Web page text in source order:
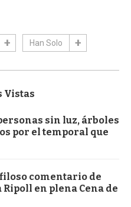
Han Solo
Vistas
sin luz, árboles
por el temporal que
filoso comentario de
en plena Cena de